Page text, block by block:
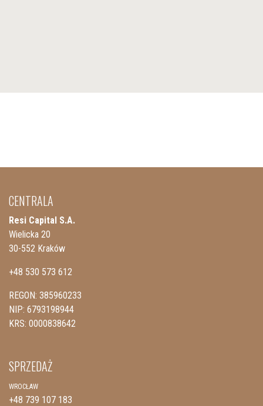
CENTRALA
Resi Capital S.A.
Wielicka 20
30-552 Kraków
+48 530 573 612
REGON: 385960233
NIP: 6793198944
KRS: 0000838642
SPRZEDAŻ
WROCŁAW
+48 739 107 183